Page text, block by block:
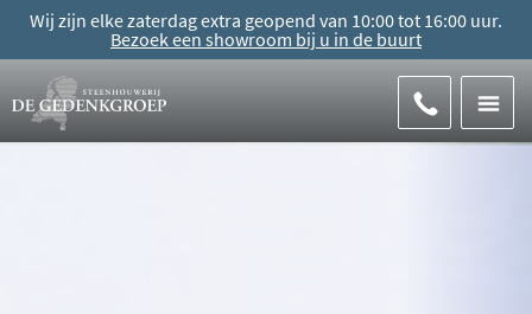
Wij zijn elke zaterdag extra geopend van 10:00 tot 16:00 uur.
Bezoek een showroom bij u in de buurt